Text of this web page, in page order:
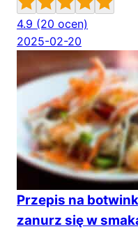
4.9 (20 ocen)
2025-02-20
Przepis na
zanurz się w